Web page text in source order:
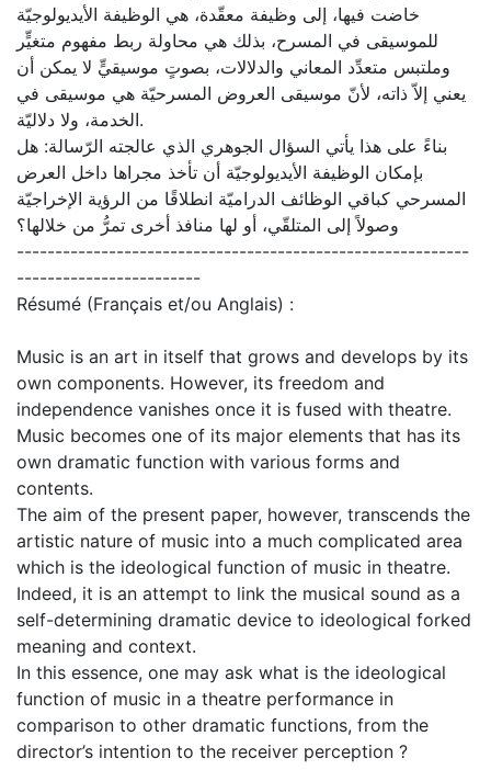
خاضت فيها، إلى وظيفة معقّدة، هي الوظيفة الأيديولوجيّة
للموسيقى في المسرح، بذلك هي محاولة ربط مفهوم متغيٍّر
وملتبس متعدِّد المعاني والدلالات، بصوتٍ موسيقيٍّ لا يمكن أن
يعني إلاّ ذاته، لأنّ موسيقى العروض المسرحيّة هي موسيقى في
الخدمة، ولا دلاليّة.
بناءً على هذا يأتي السؤال الجوهري الذي عالجته الرّسالة: هل
بإمكان الوظيفة الأيديولوجيّة أن تأخذ مجراها داخل العرض
المسرحي كباقي الوظائف الدراميّة انطلاقًا من الرؤية الإخراجيّة
وصولاً إلى المتلقّي، أو لها منافذ أخرى تمرُّ من خلالها؟
-----------------------------------------------------------
------------------------
Résumé (Français et/ou Anglais) :
Music is an art in itself that grows and develops by its
own components. However, its freedom and
independence vanishes once it is fused with theatre.
Music becomes one of its major elements that has its
own dramatic function with various forms and
contents.
The aim of the present paper, however, transcends the
artistic nature of music into a much complicated area
which is the ideological function of music in theatre.
Indeed, it is an attempt to link the musical sound as a
self-determining dramatic device to ideological forked
meaning and context.
In this essence, one may ask what is the ideological
function of music in a theatre performance in
comparison to other dramatic functions, from the
director’s intention to the receiver perception ?